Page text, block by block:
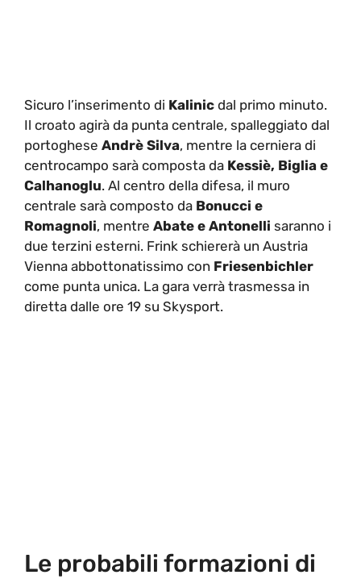
Sicuro l’inserimento di Kalinic dal primo minuto.
Il croato agirà da punta centrale, spalleggiato dal
portoghese Andrè Silva, mentre la cerniera di
centrocampo sarà composta da Kessiè, Biglia e
Calhanoglu. Al centro della difesa, il muro
centrale sarà composto da Bonucci e
Romagnoli, mentre Abate e Antonelli saranno i
due terzini esterni. Frink schiererà un Austria
Vienna abbottonatissimo con Friesenbichler
come punta unica. La gara verrà trasmessa in
diretta dalle ore 19 su Skysport.
Le probabili formazioni di